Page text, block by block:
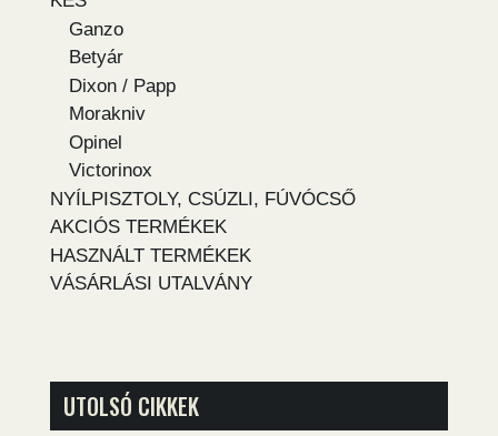
Ganzo
Betyár
Dixon / Papp
Morakniv
Opinel
Victorinox
NYÍLPISZTOLY, CSÚZLI, FÚVÓCSŐ
AKCIÓS TERMÉKEK
HASZNÁLT TERMÉKEK
VÁSÁRLÁSI UTALVÁNY
UTOLSÓ CIKKEK